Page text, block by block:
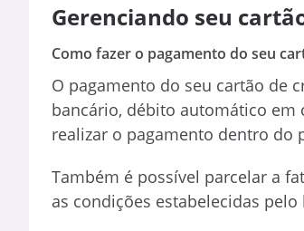
Gerenciando seu
Como fazer o pagamento do seu
O pagamento do seu cartão de
bancário, débito automático
realizar o pagamento dentro do
Também é possível parcelar a
as condições estabelecidas pelo